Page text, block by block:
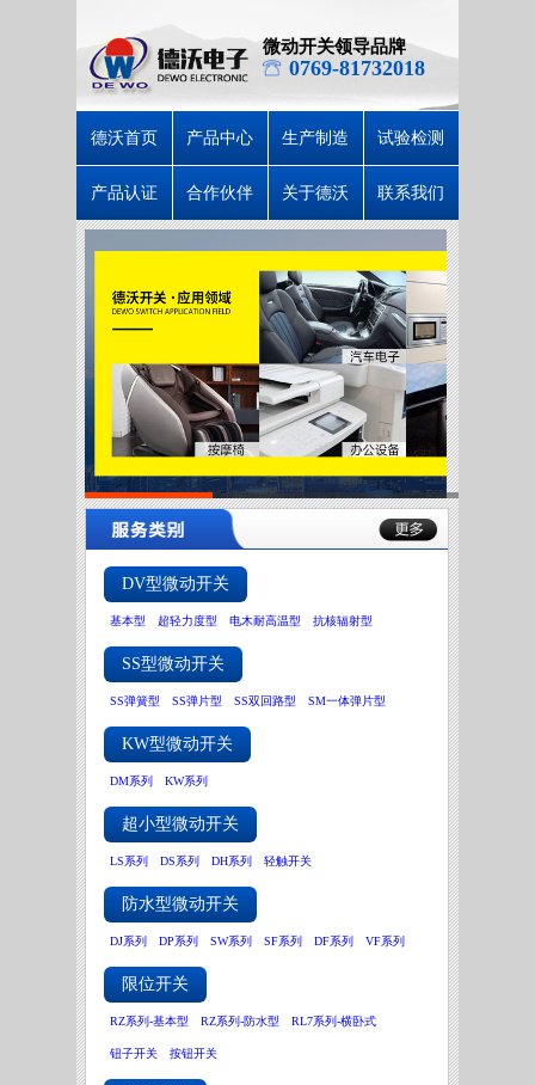
微动开关领导品牌
0769-81732018
德沃首页 产品中心 生产制造 试验检测
产品认证 合作伙伴 关于德沃 联系我们
DV型微动开关
基本型 超轻力度型 电木耐高温型 抗核辐射型
SS型微动开关
SS弹簧型 SS弹片型 SS双回路型 SM一体弹片型
KW型微动开关
DM系列 KW系列
超小型微动开关
LS系列 DS系列 DH系列 轻触开关
防水型微动开关
DJ系列 DP系列 SW系列 SF系列 DF系列 VF系列
限位开关
RZ系列-基本型 RZ系列-防水型 RL7系列-横卧式
钮子开关 按钮开关